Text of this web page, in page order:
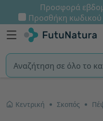
Προσφορά
Προσθήκη κωδικού
Κεντρική Σκοπός